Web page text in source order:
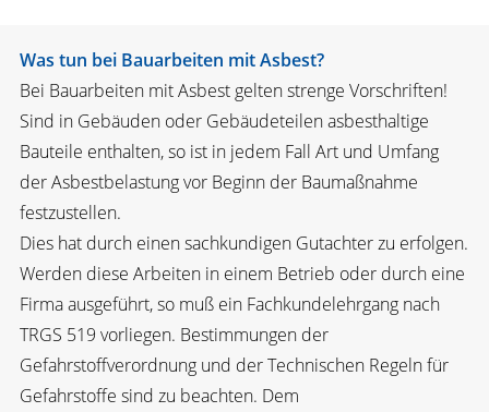
Was tun bei Bauarbeiten mit Asbest?
Bei Bauarbeiten mit Asbest gelten strenge Vorschriften!
Sind in Gebäuden oder Gebäudeteilen asbesthaltige
Bauteile enthalten, so ist in jedem Fall Art und Umfang
der Asbestbelastung vor Beginn der Baumaßnahme
festzustellen.
Dies hat durch einen sachkundigen Gutachter zu erfolgen.
Werden diese Arbeiten in einem Betrieb oder durch eine
Firma ausgeführt, so muß ein Fachkundelehrgang nach
TRGS 519 vorliegen. Bestimmungen der
Gefahrstoffverordnung und der Technischen Regeln für
Gefahrstoffe sind zu beachten. Dem